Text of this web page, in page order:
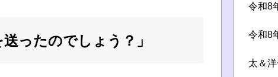
ったのでしょう？」
令和8
令和8
太＆